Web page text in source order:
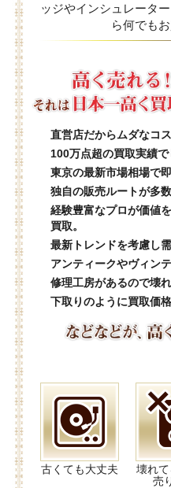
ッジやインシュレータ
ら何でも
直営店だからムダなコ
100万点超の買取実績で
東京の最新市場相場で
独自の販売ルートが多
経験豊富なプロが価値
買取。
最新トレンドを考慮し
アンティークやヴィン
修理工房があるので壊
下取りのように買取価
古くても大丈夫
壊れ
売